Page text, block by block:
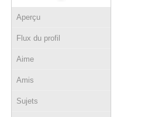
Aperçu
Flux du profil
Aime
Amis
Sujets